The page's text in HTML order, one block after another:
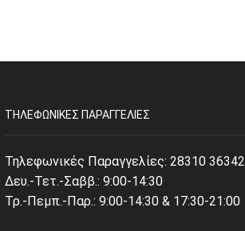
ΤΗΛΕΦΩΝΙΚΈΣ ΠΑΡΑΓΓΕΛΊΕΣ
Τηλεφωνικές Παραγγελίες: 28310 36342
Δευ.-Τετ.-Σαββ.: 9:00-14:30
Τρ.-Πεμπ.-Παρ.: 9:00-14:30 & 17:30-21:00